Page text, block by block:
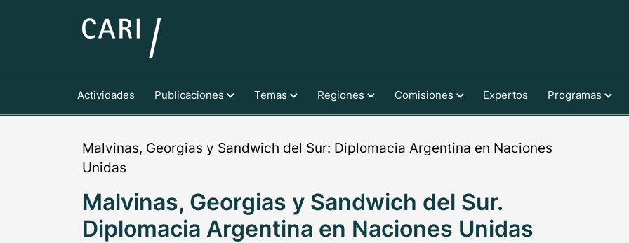
Actividades Publicaciones Temas Regiones Comisiones Expertos Programas
Malvinas, Georgias y Sandwich del Sur: Diplomacia Argentina en Naciones
Unidas
Malvinas, Georgias y Sandwich del Sur.
Diplomacia Argentina en Naciones Unidas